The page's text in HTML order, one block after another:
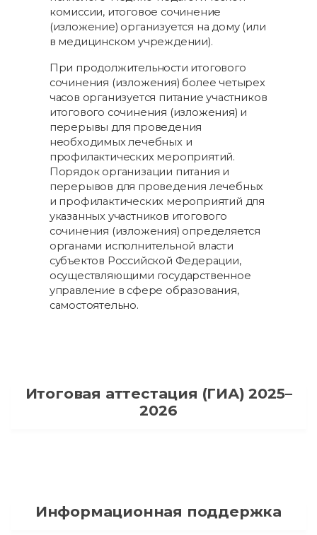
комиссии, итоговое сочинение
(изложение) организуется на дому (или
в медицинском учреждении).
При продолжительности итогового
сочинения (изложения) более четырех
часов организуется питание участников
итогового сочинения (изложения) и
перерывы для проведения
необходимых лечебных и
профилактических мероприятий.
Порядок организации питания и
перерывов для проведения лечебных
и профилактических мероприятий для
указанных участников итогового
сочинения (изложения) определяется
органами исполнительной власти
субъектов Российской Федерации,
осуществляющими государственное
управление в сфере образования,
самостоятельно.
Итоговая аттестация (ГИА) 2025–
2026
Информационная поддержка